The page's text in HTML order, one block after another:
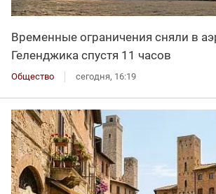
Временные ограничения сняли в
Геленджика спустя 11 часов
Общество сегодня, 16:19